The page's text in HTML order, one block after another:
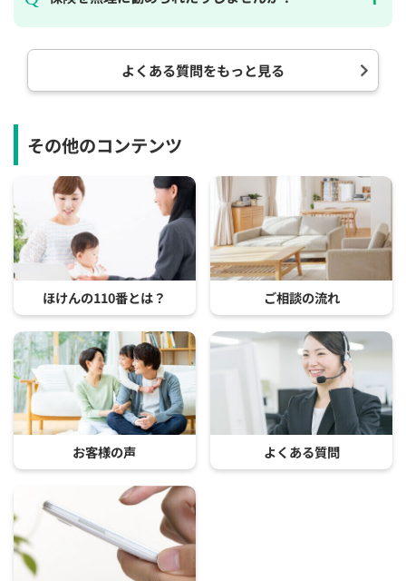
よくある質問をもっと見る
その他のコンテンツ
ほけんの110番とは？ ご相談の流れ
お客様の声 よくある質問